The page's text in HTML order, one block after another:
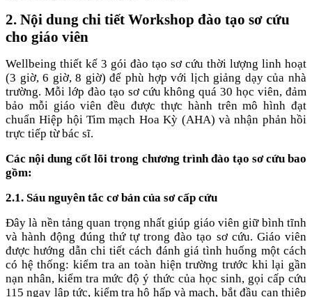
2. Nội dung chi tiết Workshop đào tạo sơ cứu
cho giáo viên
Wellbeing thiết kế 3 gói đào tạo sơ cứu thời lượng linh hoạt
(3 giờ, 6 giờ, 8 giờ) để phù hợp với lịch giảng dạy của nhà
trường. Mỗi lớp đào tạo sơ cứu không quá 30 học viên, đảm
bảo mỗi giáo viên đều được thực hành trên mô hình đạt
chuẩn Hiệp hội Tim mạch Hoa Kỳ (AHA) và nhận phản hồi
trực tiếp từ bác sĩ.
Các nội dung cốt lõi trong chương trình đào tạo sơ cứu bao
gồm:
2.1. Sáu nguyên tắc cơ bản của sơ cấp cứu
Đây là nền tảng quan trọng nhất giúp giáo viên giữ bình tĩnh
và hành động đúng thứ tự trong đào tạo sơ cứu. Giáo viên
được hướng dẫn chi tiết cách đánh giá tình huống một cách
có hệ thống: kiểm tra an toàn hiện trường trước khi lại gần
nạn nhân, kiểm tra mức độ ý thức của học sinh, gọi cấp cứu
115 ngay lập tức, kiểm tra hô hấp và mạch, bắt đầu can thiệp